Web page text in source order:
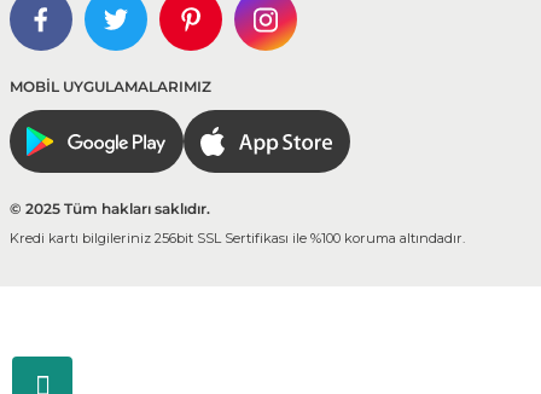
MOBİL UYGULAMALARIMIZ
© 2025 Tüm hakları saklıdır.
Kredi kartı bilgileriniz 256bit SSL Sertifikası ile %100 koruma altındadır.